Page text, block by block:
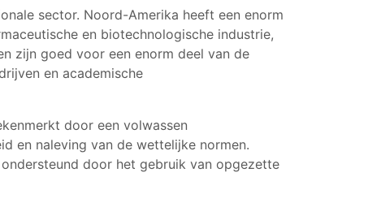
sector. Noord-Amerika heeft een enorm
en biotechnologische industrie,
zijn goed voor een enorm deel van de
en academische
door een volwassen
en naleving van de wettelijke normen.
door het gebruik van opgezette